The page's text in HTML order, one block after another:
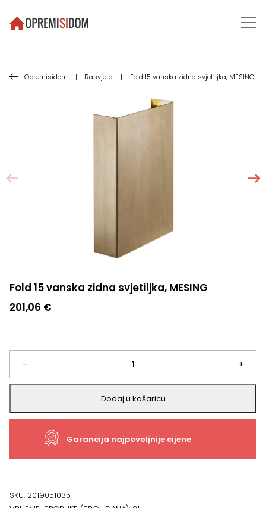
Opremisidom | Rasvjeta | Fold 15 vanska zidna svjetiljka, MESING
Fold 15 vanska zidna svjetiljka, MESING
201,06 €
–
Fold
15
vanska
MESING
+
Dodaj u košaricu
Garancija najpovoljnije cijene
SKU: 2019051035